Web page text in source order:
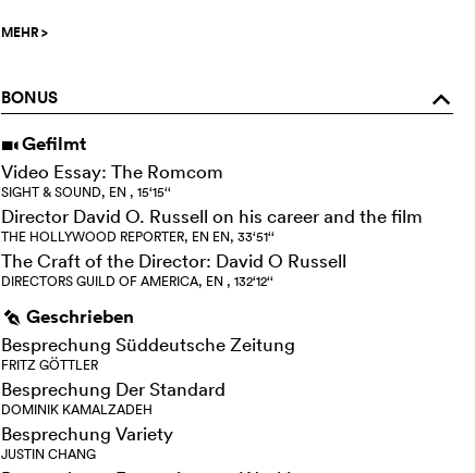
MEHR>
BONUS o
i Gefilmt
Video Essay: The Romcom
SIGHT & SOUND, EN , 15‘15‘‘
Director David O. Russell on his career and the film
THE HOLLYWOOD REPORTER, EN EN, 33‘51‘‘
The Craft of the Director: David O Russell
DIRECTORS GUILD OF AMERICA, EN , 132‘12‘‘
g Geschrieben
Besprechung Süddeutsche Zeitung
FRITZ GÖTTLER
Besprechung Der Standard
DOMINIK KAMALZADEH
Besprechung Variety
JUSTIN CHANG